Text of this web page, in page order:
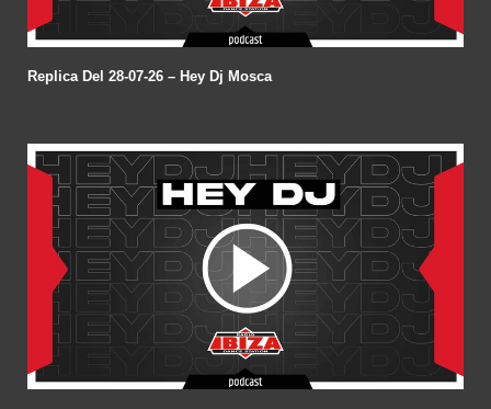
Replica Del 28-07-26 – Hey Dj Mosca